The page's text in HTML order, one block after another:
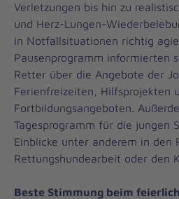
Verletzungen bis hin zu
und Herz-Lungen-
in Notfallsituationen richtig
Pausenprogramm informierten
Retter über die Angebote der
Ferienfreizeiten, Hilfsprojekten
Fortbildungsangeboten.
Tagesprogramm für die jungen
Einblicke unter anderem in den
Rettungshundearbeit oder den
Beste Stimmung beim